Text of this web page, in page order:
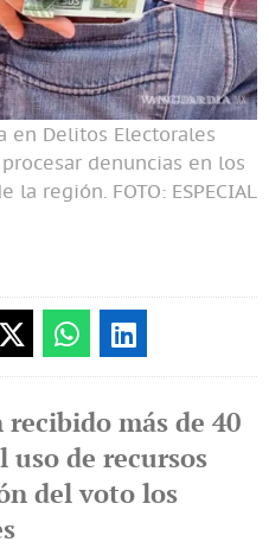
en Delitos Electorales
denuncias en los
la región. FOTO: ESPECIAL
más de 40
uso de recursos
del voto los